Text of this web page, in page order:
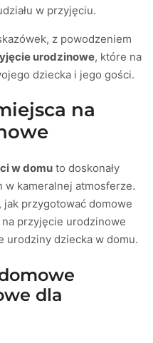
w przyjęciu.
z powodzeniem
urodzinowe, które na
dziecka i jego gości.
na
w domu to doskonały
kameralnej atmosferze.
jak przygotować domowe
przyjęcie urodzinowe
urodziny dziecka w domu.
dla